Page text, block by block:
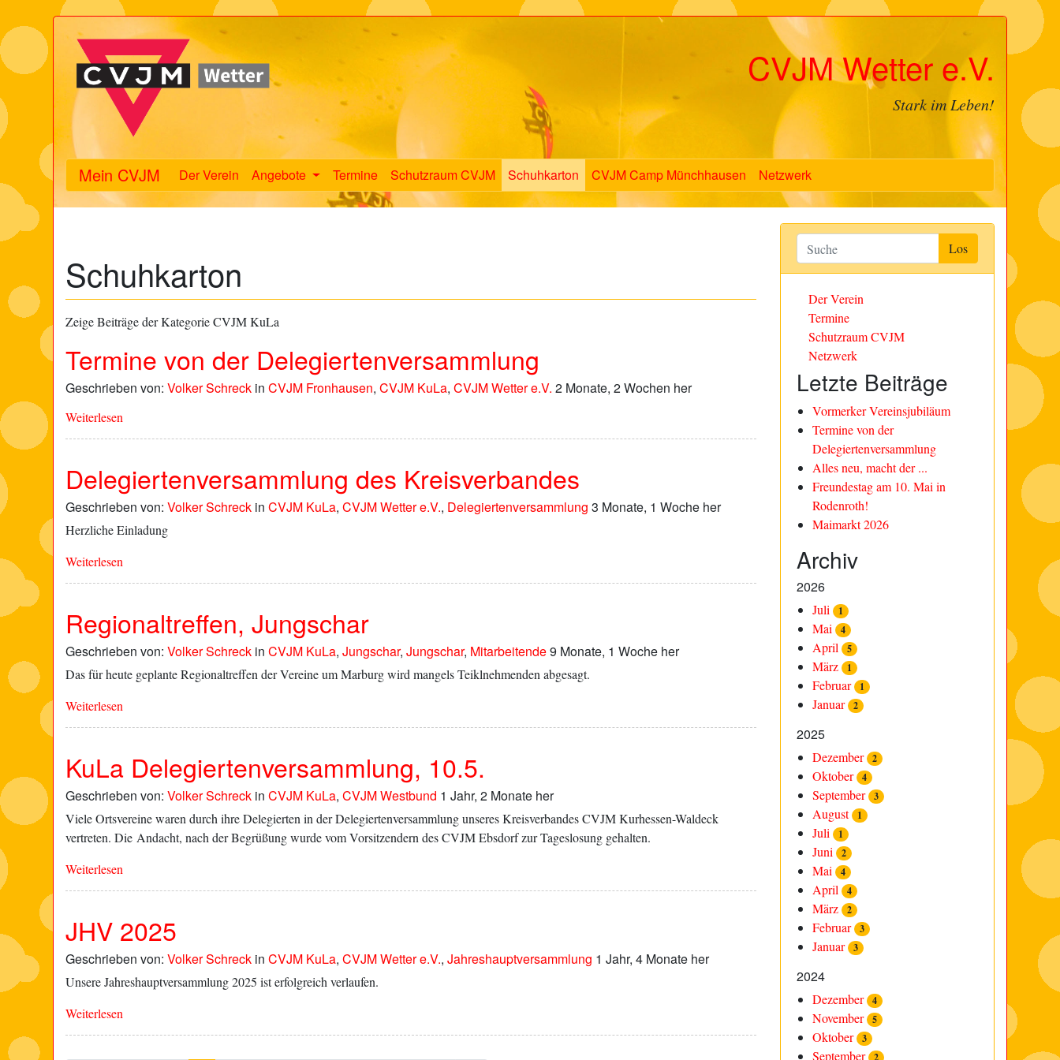
CVJM Wetter e.V.
Stark im Leben!
Mein CVJM Der Verein Angebote Termine Schutzraum CVJM Schuhkarton CVJM Camp Münchhausen Netzwerk
Schuhkarton
Zeige Beiträge der Kategorie CVJM KuLa
Termine von der Delegiertenversammlung
Geschrieben von:Volker Schreck inCVJM Fronhausen,CVJM KuLa,CVJM Wetter e.V. 2 Monate, 2 Wochen her
Weiterlesen
Delegiertenversammlung des Kreisverbandes
Geschrieben von:Volker Schreck inCVJM KuLa,CVJM Wetter e.V., Delegiertenversammlung 3 Monate, 1 Woche her
Herzliche Einladung
Weiterlesen
Regionaltreffen, Jungschar
Geschrieben von:Volker Schreck inCVJM KuLa,Jungschar,Jungschar, Mitarbeitende9 Monate, 1 Woche her
Das für heute geplante Regionaltreffen der Vereine um Marburg wird mangels Teiklnehmenden abgesagt.
Weiterlesen
KuLa Delegiertenversammlung, 10.5.
Geschrieben von:Volker Schreck inCVJM KuLa,CVJM Westbund 1 Jahr, 2 Monate her
Viele Ortsvereine waren durch ihre Delegierten in der Delegiertenversammlung unseres Kreisverbandes CVJM Kurhessen-Waldeck
vertreten. Die Andacht, nach der Begrüßung wurde vom Vorsitzendern des CVJM Ebsdorf zur Tageslosung gehalten.
Weiterlesen
JHV 2025
Geschrieben von:Volker Schreck inCVJM KuLa,CVJM Wetter e.V.,Jahreshauptversammlung 1 Jahr, 4 Monate her
Unsere Jahreshauptversammlung 2025 ist erfolgreich verlaufen.
Weiterlesen
Der Verein
Termine
Schutzraum CVJM
Netzwerk
Letzte Beiträge
Vormerker Vereinsjubiläum
Termine von der
Delegiertenversammlung
Alles neu, macht der ...
Freundestag am 10. Mai in
Rodenroth!
Maimarkt 2026
Archiv
2026
Juli 1
Mai 4
April 5
März 1
Februar 1
Januar 2
2025
Dezember 2
Oktober 4
September 3
August 1
Juli 1
Juni 2
Mai 4
April 4
März 2
Februar 3
Januar 3
2024
Dezember 4
November 5
Oktober 3
September